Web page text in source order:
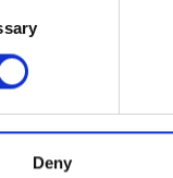
Deny